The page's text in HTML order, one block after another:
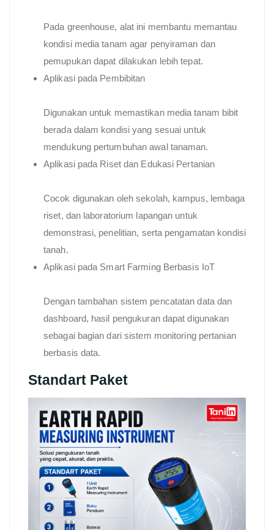
Pada greenhouse, alat ini membantu memantau
kondisi media tanam agar penyiraman dan
pemupukan dapat dilakukan lebih tepat.
Aplikasi pada Pembibitan
Digunakan untuk memastikan media tanam bibit
berada dalam kondisi yang sesuai untuk
mendukung pertumbuhan awal tanaman.
Aplikasi pada Riset dan Edukasi Pertanian
Cocok digunakan oleh sekolah, kampus, lembaga
riset, dan laboratorium lapangan untuk
demonstrasi, penelitian, serta pengamatan kondisi
tanah.
Aplikasi pada Smart Farming Berbasis IoT
Dengan tambahan sistem pencatatan data dan
dashboard, hasil pengukuran dapat digunakan
sebagai bagian dari sistem monitoring pertanian
berbasis data.
Standart Paket